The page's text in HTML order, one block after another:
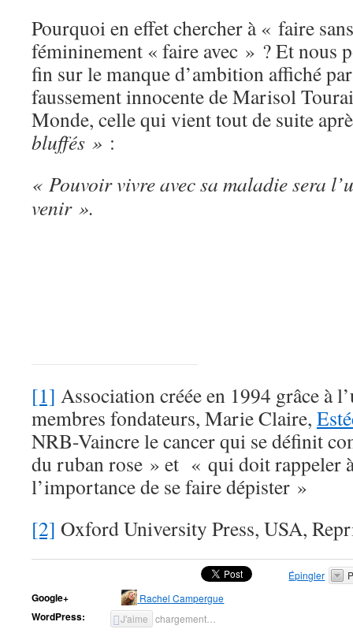
Pourquoi en effet chercher à « faire
fémininement « faire avec » ? Et nous
fin sur le manque d’ambition affiché
faussement innocente de Marisol
Monde, celle qui vient tout de suite
bluffés » :
« Pouvoir vivre avec sa maladie sera
venir ».
[1] Association créée en 1994 grâce à
membres fondateurs, Marie Claire,
NRB-Vaincre le cancer qui se définit
du ruban rose » et « qui doit rappeler
l’importance de se faire dépister »
[2] Oxford University Press, USA,
Épingler
Google+ Rachel Campergue
WordPress: J'aime chargement…